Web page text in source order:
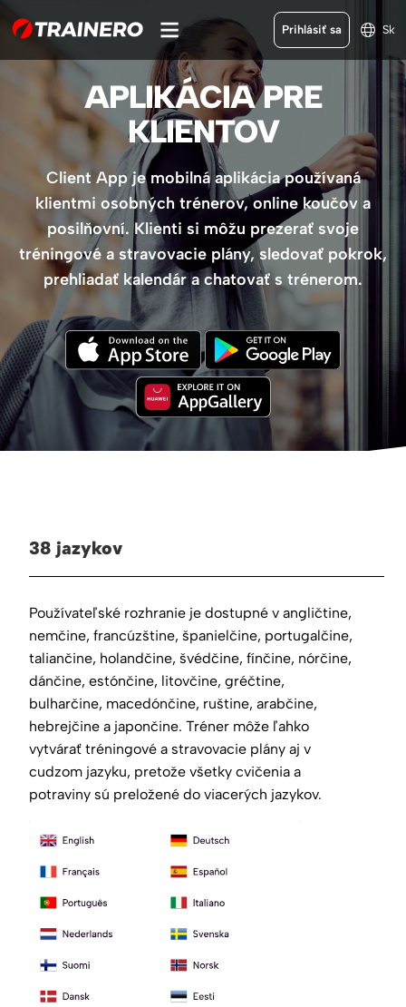
Prihlásiť sa Sk
APLIKÁCIA PRE
KLIENTOV
Client App je mobilná aplikácia používaná
klientmi osobných trénerov, online koučov a
posilňovní. Klienti si môžu prezerať svoje
tréningové a stravovacie plány, sledovať pokrok,
prehliadať kalendár a chatovať s trénerom.
38 jazykov
Používateľské rozhranie je dostupné v angličtine,
nemčine, francúzštine, španielčine, portugalčine,
taliančine, holandčine, švédčine, fínčine, nórčine,
dánčine, estónčine, litovčine, gréčtine,
bulharčine, macedónčine, ruštine, arabčine,
hebrejčine a japončine. Tréner môže ľahko
vytvárať tréningové a stravovacie plány aj v
cudzom jazyku, pretože všetky cvičenia a
potraviny sú preložené do viacerých jazykov.